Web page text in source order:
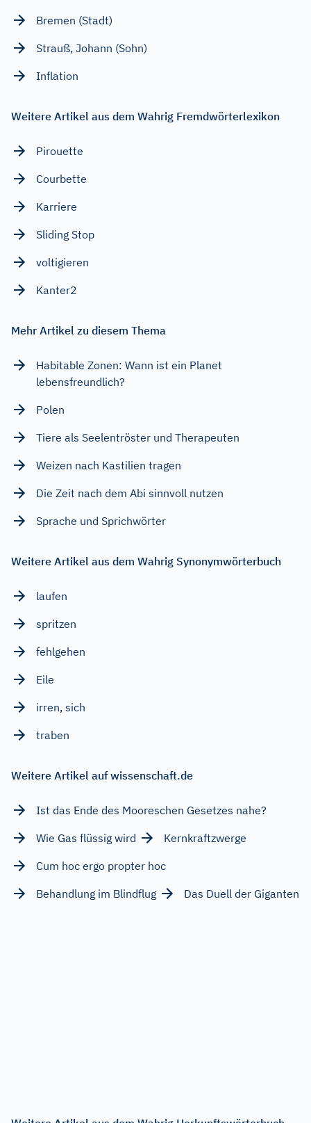
Bremen (Stadt)
Strauß, Johann (Sohn)
Inflation
Weitere Artikel aus dem Wahrig Fremdwörterlexikon
Pirouette
Courbette
Karriere
Sliding Stop
voltigieren
Kanter2
Mehr Artikel zu diesem Thema
Habitable Zonen: Wann ist ein Planet
lebensfreundlich?
Polen
Tiere als Seelentröster und Therapeuten
Weizen nach Kastilien tragen
Die Zeit nach dem Abi sinnvoll nutzen
Sprache und Sprichwörter
Weitere Artikel aus dem Wahrig Synonymwörterbuch
laufen
spritzen
fehlgehen
Eile
irren, sich
traben
Weitere Artikel auf wissenschaft.de
Ist das Ende des Mooreschen Gesetzes nahe?
Wie Gas flüssig wird
Kernkraftzwerge
Cum hoc ergo propter hoc
Behandlung im Blindflug
Das Duell der Giganten